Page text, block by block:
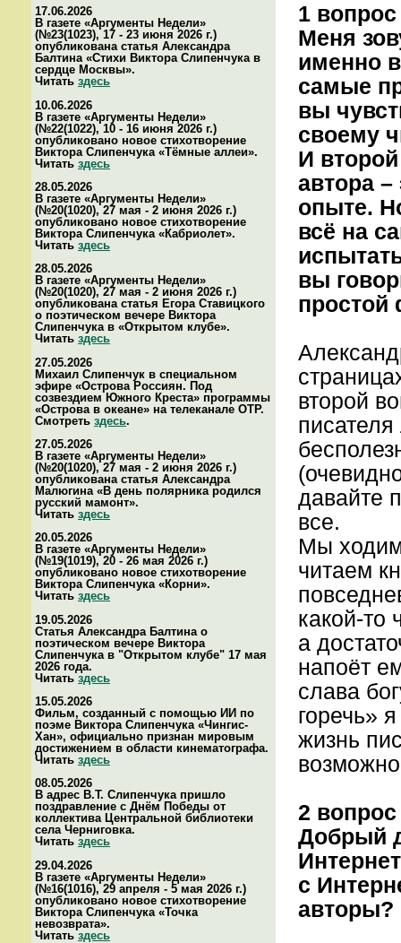
17.06.2026
В газете «Аргументы Недели»
(№23(1023), 17 - 23 июня 2026 г.)
опубликована статья Александра
Балтина «Стихи Виктора Слипенчука в
сердце Москвы».
Читать здесь
10.06.2026
В газете «Аргументы Недели»
(№22(1022), 10 - 16 июня 2026 г.)
опубликовано новое стихотворение
Виктора Слипенчука «Тёмные аллеи».
Читать здесь
28.05.2026
В газете «Аргументы Недели»
(№20(1020), 27 мая - 2 июня 2026 г.)
опубликовано новое стихотворение
Виктора Слипенчука «Кабриолет».
Читать здесь
28.05.2026
В газете «Аргументы Недели»
(№20(1020), 27 мая - 2 июня 2026 г.)
опубликована статья Егора Ставицкого
о поэтическом вечере Виктора
Слипенчука в «Открытом клубе».
Читать здесь
27.05.2026
Михаил Слипенчук в специальном
эфире «Острова Россиян. Под
созвездием Южного Креста» программы
«Острова в океане» на телеканале ОТР.
Смотреть здесь.
27.05.2026
В газете «Аргументы Недели»
(№20(1020), 27 мая - 2 июня 2026 г.)
опубликована статья Александра
Малюгина «В день полярника родился
русский мамонт».
Читать здесь
20.05.2026
В газете «Аргументы Недели»
(№19(1019), 20 - 26 мая 2026 г.)
опубликовано новое стихотворение
Виктора Слипенчука «Корни».
Читать здесь
19.05.2026
Статья Александра Балтина о
поэтическом вечере Виктора
Слипенчука в "Открытом клубе" 17 мая
2026 года.
Читатьздесь
15.05.2026
Фильм, созданный с помощью ИИ по
поэме Виктора Слипенчука «Чингис-
Хан», официально признан мировым
достижением в области кинематографа.
Читать здесь
08.05.2026
В адрес В.Т. Слипенчука пришло
поздравление с Днём Победы от
коллектива Центральной библиотеки
села Черниговка.
Читать здесь
29.04.2026
В газете «Аргументы Недели»
(№16(1016), 29 апреля - 5 мая 2026 г.)
опубликовано новое стихотворение
Виктора Слипенчука «Точка
невозврата».
Читатьздесь
1 вопрос
Меня
именно
самые
вы
своему
И
автора
опыте.
всё на
вы
простой
второй
давайте
все.
Мы ходим
читаем
какой-то
а
напоёт
слава
горечь»
жизнь
2 вопрос
Добрый
с
авторы?